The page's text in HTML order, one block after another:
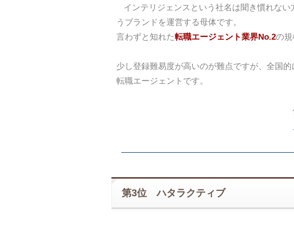
インテリジェンスという社名は聞き慣れない
うブランドを運営する母体です。
言わずと知れた転職エージェント業界No.2の規
少し登録難易度が高いのが難点ですが、全国
転職エージェントです。
第3位 ハタラクティブ